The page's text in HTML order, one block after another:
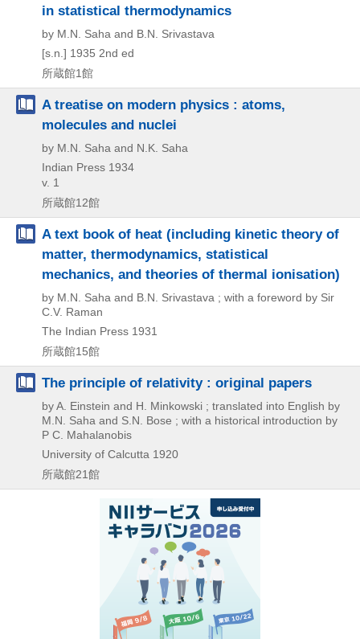
in statistical thermodynamics
by M.N. Saha and B.N. Srivastava
[s.n.] 1935 2nd ed
所蔵館1館
A treatise on modern physics : atoms,
molecules and nuclei
by M.N. Saha and N.K. Saha
Indian Press 1934
v. 1
所蔵館12館
A text book of heat (including kinetic theory of
matter, thermodynamics, statistical
mechanics, and theories of thermal ionisation)
by M.N. Saha and B.N. Srivastava ; with a foreword by Sir
C.V. Raman
The Indian Press 1931
所蔵館15館
The principle of relativity : original papers
by A. Einstein and H. Minkowski ; translated into English by
M.N. Saha and S.N. Bose ; with a historical introduction by
P C. Mahalanobis
University of Calcutta 1920
所蔵館21館